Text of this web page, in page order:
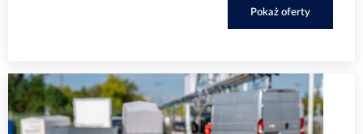
Pokaż oferty